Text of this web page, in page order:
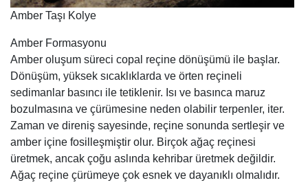
Amber Taşı Kolye
Amber Formasyonu
Amber oluşum süreci copal reçine dönüşümü ile başlar.
Dönüşüm, yüksek sıcaklıklarda ve örten reçineli
sedimanlar basıncı ile tetiklenir. Isı ve basınca maruz
bozulmasına ve çürümesine neden olabilir terpenler, iter.
Zaman ve direniş sayesinde, reçine sonunda sertleşir ve
amber içine fosilleşmiştir olur. Birçok ağaç reçinesi
üretmek, ancak çoğu aslında kehribar üretmek değildir.
Ağaç reçine çürümeye çok esnek ve dayanıklı olmalıdır.